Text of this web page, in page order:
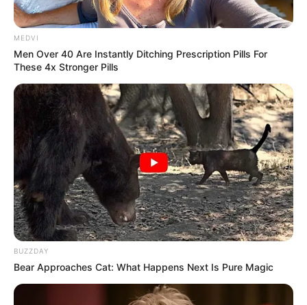
TAGS
ΒΟΥΝΟ
ΔΙΡΦΥΣ
ΤΑΥΤΟΤΗΤΑ ΚΑΙ ΕΠΙΚΟΙΝΩΝΙΑ ΟΡΟΙ ΧΡΗΣΗΣ
MEDVI
Men Over 40 Are Instantly Ditching Prescription Pills For
These 4x Stronger Pills
BUZZDAY
Bear Approaches Cat: What Happens Next Is Pure Magic